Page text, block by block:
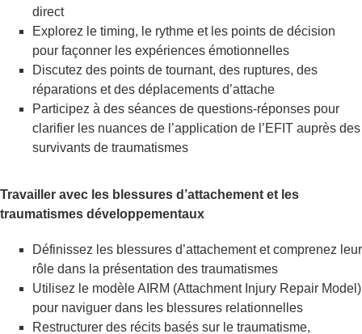
direct
Explorez le timing, le rythme et les points de décision
pour façonner les expériences émotionnelles
Discutez des points de tournant, des ruptures, des
réparations et des déplacements d’attache
Participez à des séances de questions-réponses pour
clarifier les nuances de l’application de l’EFIT auprès des
survivants de traumatismes
Travailler avec les blessures d’attachement et les
traumatismes développementaux
Définissez les blessures d’attachement et comprenez leur
rôle dans la présentation des traumatismes
Utilisez le modèle AIRM (Attachment Injury Repair Model)
pour naviguer dans les blessures relationnelles
Restructurer des récits basés sur le traumatisme,